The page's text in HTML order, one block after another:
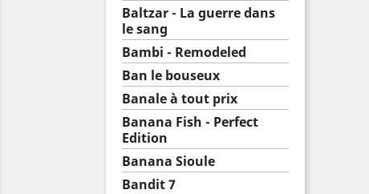
Baltzar - La guerre dans
le sang
Bambi - Remodeled
Ban le bouseux
Banale à tout prix
Banana Fish - Perfect
Edition
Banana Sioule
Bandit 7